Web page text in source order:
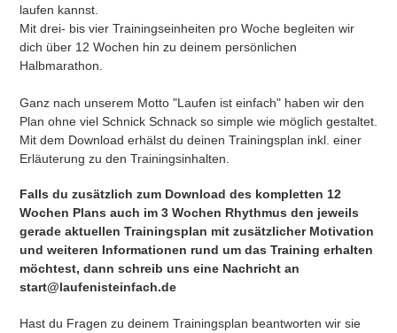
laufen kannst.
Mit drei- bis vier Trainingseinheiten pro Woche begleiten wir
dich über 12 Wochen hin zu deinem persönlichen
Halbmarathon.
Ganz nach unserem Motto "Laufen ist einfach" haben wir den
Plan ohne viel Schnick Schnack so simple wie möglich gestaltet.
Mit dem Download erhälst du deinen Trainingsplan inkl. einer
Erläuterung zu den Trainingsinhalten.
Falls du zusätzlich zum Download des kompletten 12
Wochen Plans auch im 3 Wochen Rhythmus den jeweils
gerade aktuellen Trainingsplan mit zusätzlicher Motivation
und weiteren Informationen rund um das Training erhalten
möchtest, dann schreib uns eine Nachricht an
start@laufenisteinfach.de
Hast du Fragen zu deinem Trainingsplan beantworten wir sie